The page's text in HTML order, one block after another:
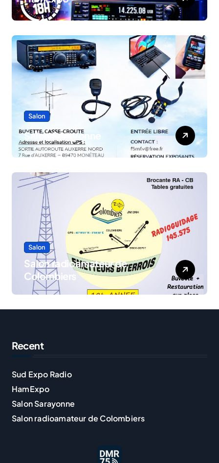
Salon
Salon Sarayonne
Salon
Salon radioamateur de
Colombiers
Recent
Sud Expo Radio
HamExpo
Salon Sarayonne
Salon radioamateur de Colombiers